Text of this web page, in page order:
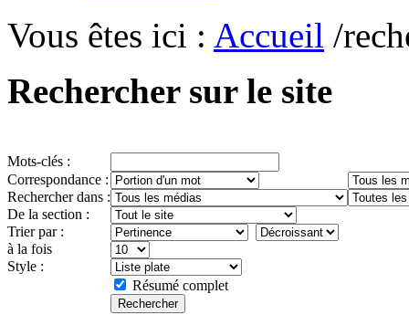
Vous êtes ici : Accueil /
Rechercher sur le site
Mots-clés :
Correspondance :
Rechercher dans :
De la section :
Trier par :
à la fois
Style :
Résumé complet